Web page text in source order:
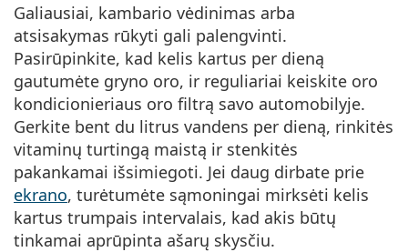
Galiausiai, kambario vėdinimas arba
atsisakymas rūkyti gali palengvinti.
Pasirūpinkite, kad kelis kartus per dieną
gautumėte gryno oro, ir reguliariai keiskite oro
kondicionieriaus oro filtrą savo automobilyje.
Gerkite bent du litrus vandens per dieną, rinkitės
vitaminų turtingą maistą ir stenkitės
pakankamai išsimiegoti. Jei daug dirbate prie
ekrano, turėtumėte sąmoningai mirksėti kelis
kartus trumpais intervalais, kad akis būtų
tinkamai aprūpinta ašarų skysčiu.